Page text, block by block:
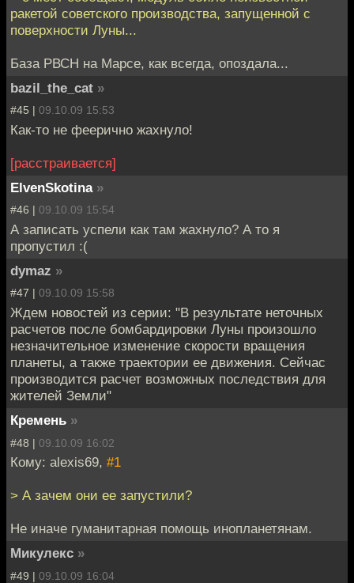
ракетой советского производства, запущенной с
поверхности Луны...
База РВСН на Марсе, как всегда, опоздала...
bazil_the_cat »
#45 | 09.10.09 15:53
Как-то не феерично жахнуло!
[расстраивается]
ElvenSkotina »
#46 | 09.10.09 15:54
А записать успели как там жахнуло? А то я
пропустил :(
dymaz »
#47 | 09.10.09 15:58
Ждем новостей из серии: "В результате неточных
расчетов после бомбардировки Луны произошло
незначительное изменение скорости вращения
планеты, а также траектории ее движения. Сейчас
производится расчет возможных последствия для
жителей Земли"
Кремень »
#48 | 09.10.09 16:02
Кому: alexis69, #1
> А зачем они ее запустили?
Не иначе гуманитарная помощь инопланетянам.
Микулекс »
#49 | 09.10.09 16:04